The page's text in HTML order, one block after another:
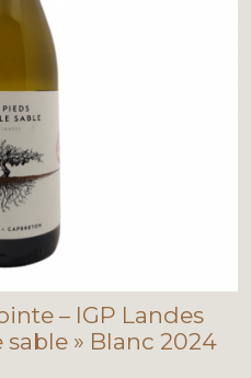
– IGP Landes
sable » Blanc 2024